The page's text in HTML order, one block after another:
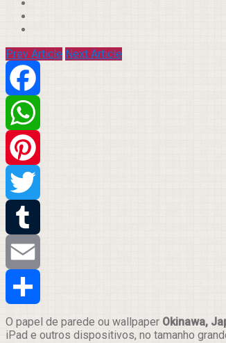
Prev Article Next Article
Facebook
WhatsApp
Pinterest
Twitter
Tumblr
Email
Compartilhar
O papel de parede ou wallpaper Okinawa,
iPad e outros dispositivos, no tamanho